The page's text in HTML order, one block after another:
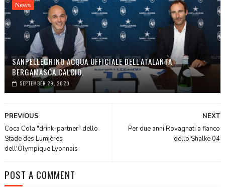
News
SANPELLEGRINO ACQUA UFFICIALE DELL'ATALANTA
BERGAMASCA CALCIO.
SEPTEMBER 29, 2020
NEXT
Per due anni Rovagnati a fianco
dello Shalke 04
PREVIOUS
Coca Cola "drink-partner" dello
Stade des Lumières
dell'Olympique Lyonnais
POST A COMMENT